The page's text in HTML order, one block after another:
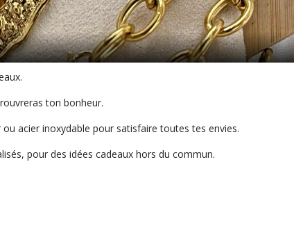
ton bonheur.
acier inoxydable pour satisfaire toutes tes envies.
pour des idées cadeaux hors du commun.